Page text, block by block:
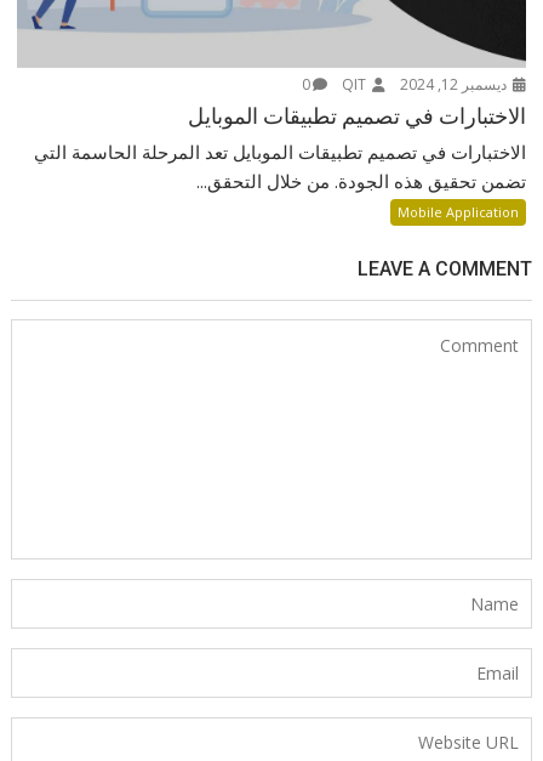
ديسمبر 12, 2024 QIT
0
الاختبارات في تصميم تطبيقات الموبايل
الاختبارات في تصميم تطبيقات الموبايل تعد المرحلة الحاسمة التي
تضمن تحقيق هذه الجودة. من خلال التحقق...
Mobile Application
LEAVE A COMMENT